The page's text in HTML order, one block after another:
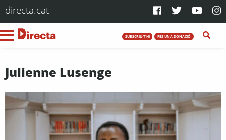
directa.cat
SUBSCRIU-T'HI FES UNA DONACIÓ
Julienne Lusenge